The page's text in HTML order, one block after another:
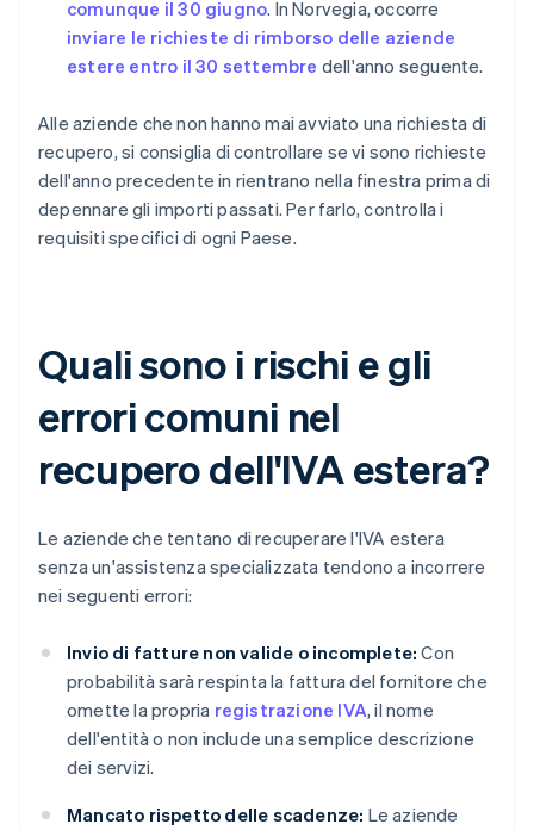
comunque il 30 giugno. In Norvegia, occorre
inviare le richieste di rimborso delle aziende
estere entro il 30 settembre dell'anno seguente.
Alle aziende che non hanno mai avviato una richiesta di
recupero, si consiglia di controllare se vi sono richieste
dell'anno precedente in rientrano nella finestra prima di
depennare gli importi passati. Per farlo, controlla i
requisiti specifici di ogni Paese.
Quali sono i rischi e gli
errori comuni nel
recupero dell'IVA estera?
Le aziende che tentano di recuperare l'IVA estera
senza un'assistenza specializzata tendono a incorrere
nei seguenti errori:
Invio di fatture non valide o incomplete: Con
probabilità sarà respinta la fattura del fornitore che
omette la propria registrazione IVA, il nome
dell'entità o non include una semplice descrizione
dei servizi.
Mancato rispetto delle scadenze: Le aziende